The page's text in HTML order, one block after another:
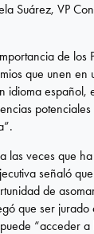
Suárez, VP
de los
que unen en
idioma español,
las veces que
señaló
de
que ser jurado
“acceder a